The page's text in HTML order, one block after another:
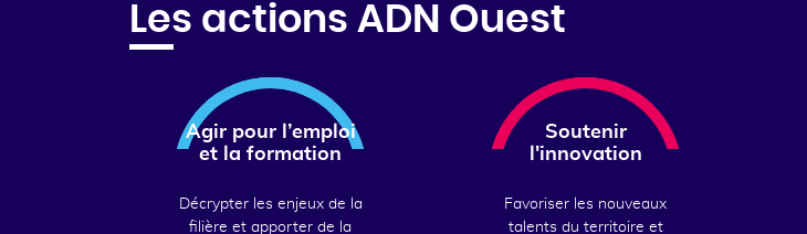
Les actions ADN Ouest
Agir pour l’emploi
et la formation
Décrypter les enjeux de la
filière et apporter de la
Soutenir
l'innovation
Favoriser les nouveaux
talents du territoire et